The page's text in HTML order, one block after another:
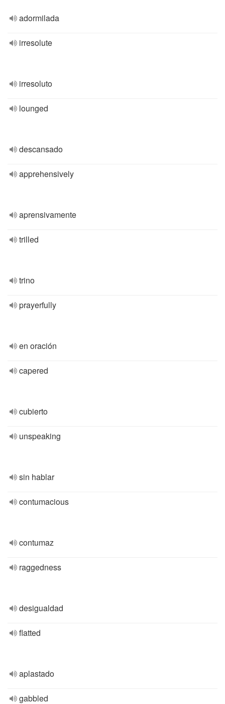
adormilada
irresolute
irresoluto
lounged
descansado
apprehensively
aprensivamente
trilled
trino
prayerfully
en oración
capered
cubierto
unspeaking
sin hablar
contumacious
contumaz
raggedness
desigualdad
flatted
aplastado
gabbled